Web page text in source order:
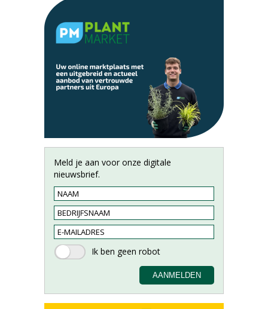
Meld je aan voor onze digitale
nieuwsbrief.